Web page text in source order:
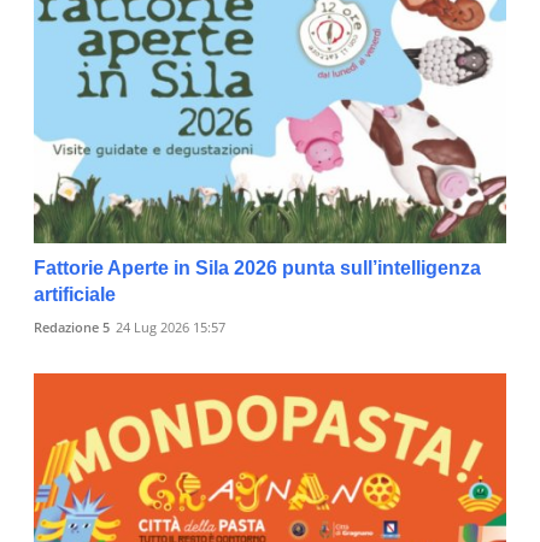
Fattorie Aperte in Sila 2026 punta sull’intelligenza
artificiale
Redazione 5 24 Lug 2026 15:57